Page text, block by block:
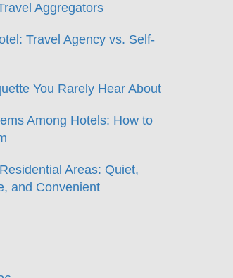
Aggregators
Travel Agency vs. Self-
You Rarely Hear About
Among Hotels: How to
Areas: Quiet,
and Convenient